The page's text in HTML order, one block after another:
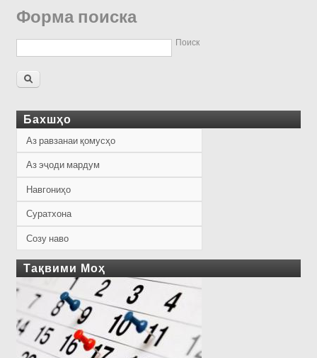
Форма поиска
Поиск
Бахшҳо
Аз равзанаи қомусҳо
Аз эҷоди мардум
Навгониҳо
Суратхона
Созу наво
Тақвими Моҳ